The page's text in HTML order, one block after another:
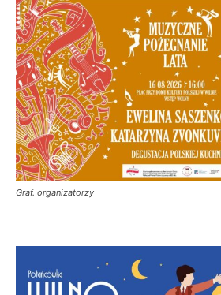
Graf. organizatorzy